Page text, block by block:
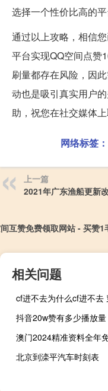
选择一个性价比高的平
通过以上攻略，相信
平台实现QQ空间点赞
刷量都存在风险，因
动也是吸引真实用户
助，祝您在社交媒体上
网络标签：
上一篇
2021年广东渔船更新
互赞免费领取网站 - 买赞
相关问题
北京到滦平汽车时刻表